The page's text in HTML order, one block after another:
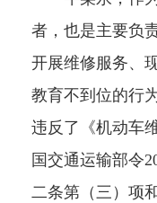
者，也是主要负
开展维修服务、
教育不到位的行
违反了《机动车
国交通运输部令
二条第（三）项